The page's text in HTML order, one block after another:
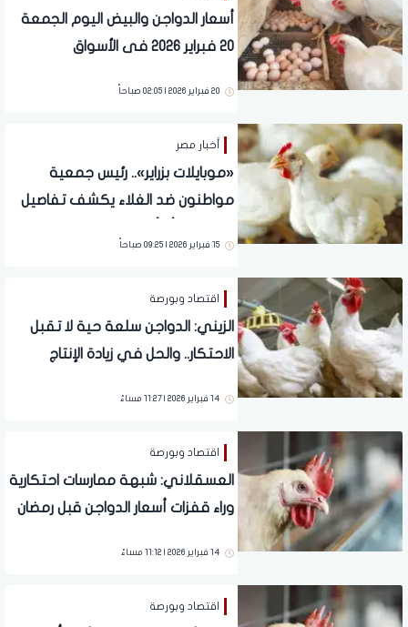
أسعار الدواجن والبيض اليوم الجمعة
20 فبراير 2026 فى الأسواق
20 فبراير 2026 | 02:05 صباحاً
أخبار مصر
«موبايلات بزراير».. رئيس جمعية
مواطنون ضد الغلاء يكشف تفاصيل
15 فبراير 2026 | 09:25 صباحاً
اقتصاد وبورصة
الزيني: الدواجن سلعة حية لا تقبل
الاحتكار.. والحل في زيادة الإنتاج
14 فبراير 2026 | 11:27 مساءً
اقتصاد وبورصة
العسقلاني: شبهة ممارسات احتكارية
وراء قفزات أسعار الدواجن قبل رمضان
14 فبراير 2026 | 11:12 مساءً
اقتصاد وبورصة